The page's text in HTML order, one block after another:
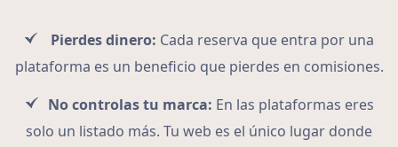
Pierdes dinero: Cada reserva que entra por una
plataforma es un beneficio que pierdes en comisiones.
No controlas tu marca: En las plataformas eres
solo un listado más. Tu web es el único lugar donde